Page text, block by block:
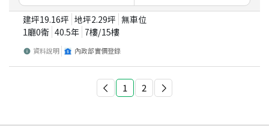
建坪19.16坪 地坪2.29坪 無車位
1廳0衛 40.5年 7樓/15樓
資料說明 內政部實價登錄
1 2